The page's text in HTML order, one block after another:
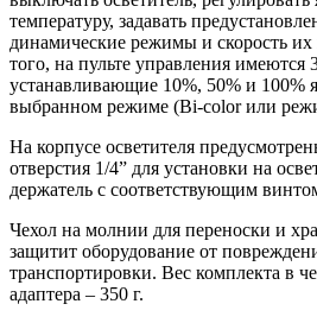
температуру, задавать
динамические режимы и скорость
того, на пульте управления имеются
устанавливающие 10%, 50% и 100%
выбранном режиме (Bi-color или
На корпусе осветителя
отверстия 1/4” для установки на
держатель с соответствующим
Чехол на молнии для переноски и
защитит оборудование от
транспортировки. Вес комплекта в
адаптера – 350 г.